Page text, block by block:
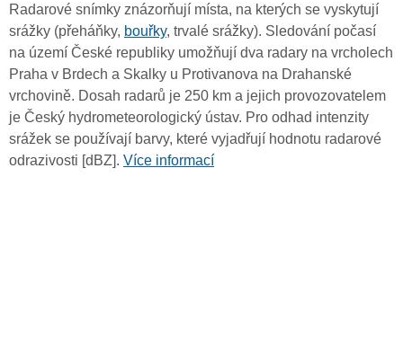
Radarové snímky znázorňují místa, na kterých se vyskytují
srážky (přeháňky, bouřky, trvalé srážky). Sledování počasí
na území České republiky umožňují dva radary na vrcholech
Praha v Brdech a Skalky u Protivanova na Drahanské
vrchovině. Dosah radarů je 250 km a jejich provozovatelem
je Český hydrometeorologický ústav. Pro odhad intenzity
srážek se používají barvy, které vyjadřují hodnotu radarové
odrazivosti [dBZ]. Více informací